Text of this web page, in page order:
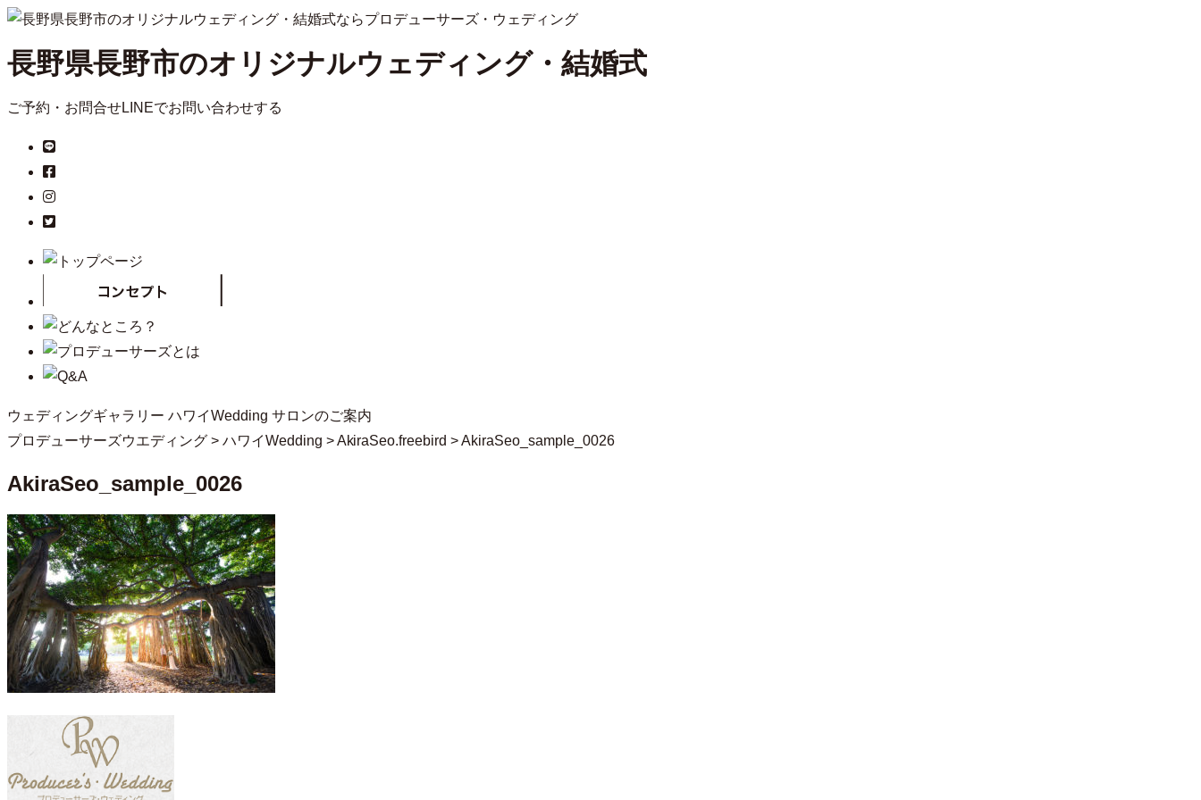
長野県長野市のオリジナルウェディング・結婚式
ご予約・お問合せLINEでお問い合わせする
ウェディングギャラリー ハワイWedding サロンのご案内
プロデューサーズウエディング> ハワイWedding >AkiraSeo.freebird >AkiraSeo_sample_0026
AkiraSeo_sample_0026